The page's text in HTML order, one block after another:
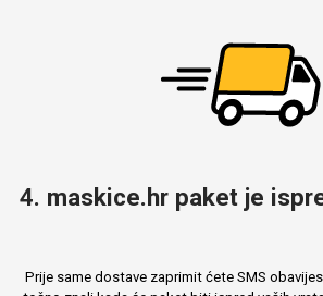
4. maskice.hr paket je
Prije same dostave zaprimit ćete SMS